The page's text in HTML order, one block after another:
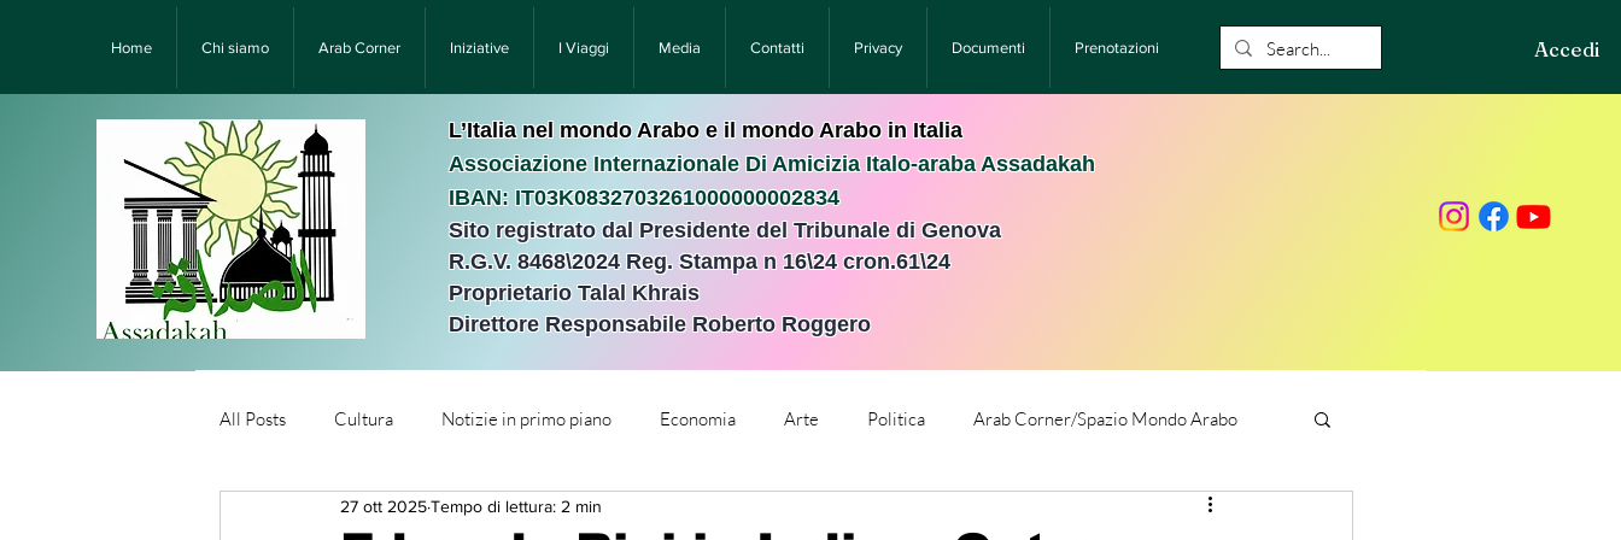
Home Chi siamo Arab Corner Iniziative I Viaggi Media Contatti Privacy Documenti Prenotazioni Accedi
L’Italia nel mondo Arabo e il mondo Arabo in Italia
Associazione Internazionale Di Amicizia Italo-araba Assadakah
IBAN: IT03K0832703261000000002834
Sito registrato dal Presidente del Tribunale di Genova
R.G.V. 8468\2024 Reg. Stampa n 16\24 cron.61\24 ​
Proprietario Talal Khrais
Direttore Responsabile Roberto Roggero
All Posts Cultura Notizie in primo piano Economia Arte Politica Arab Corner/Spazio Mondo Arabo
Նորություններ/Notizie Armene Comunicati Stampa
27 ott 2025Tempo di lettura: 2 min